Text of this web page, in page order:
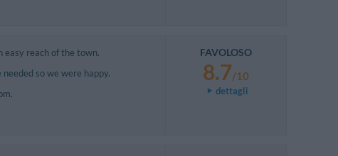
easy reach of the town.
so we were happy.
FAVOLOSO
8.7/10
dettagli